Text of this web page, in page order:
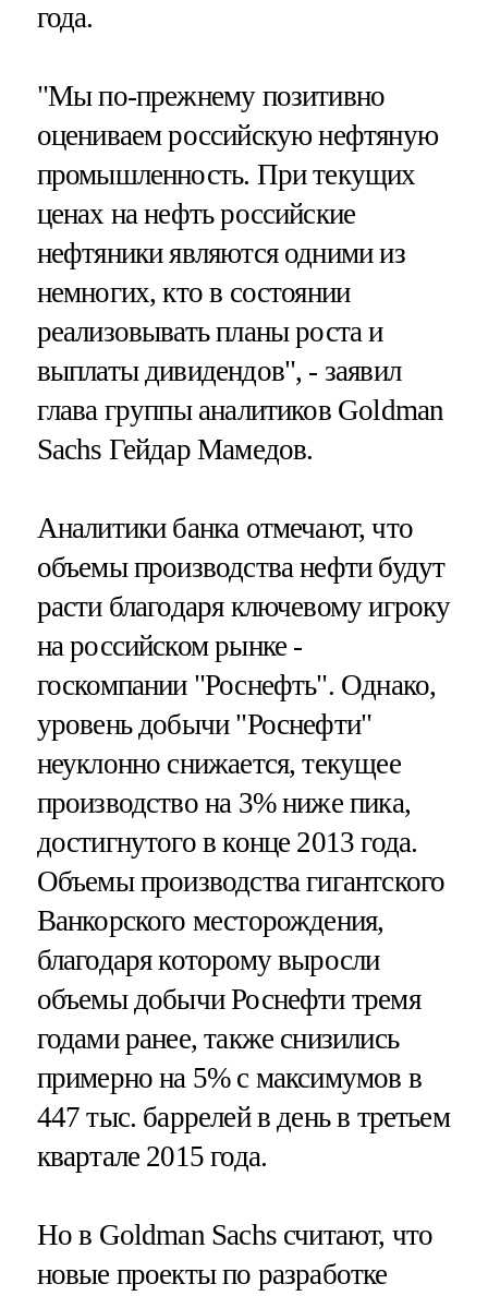
года.
"Мы по-прежнему позитивно
оцениваем российскую нефтяную
промышленность. При текущих
ценах на нефть российские
нефтяники являются одними из
немногих, кто в состоянии
реализовывать планы роста и
выплаты дивидендов", - заявил
глава группы аналитиков Goldman
Sachs Гейдар Мамедов.
Аналитики банка отмечают, что
объемы производства нефти будут
расти благодаря ключевому игроку
на российском рынке -
госкомпании "Роснефть". Однако,
уровень добычи "Роснефти"
неуклонно снижается, текущее
производство на 3% ниже пика,
достигнутого в конце 2013 года.
Объемы производства гигантского
Ванкорского месторождения,
благодаря которому выросли
объемы добычи Роснефти тремя
годами ранее, также снизились
примерно на 5% с максимумов в
447 тыс. баррелей в день в третьем
квартале 2015 года.
Но в Goldman Sachs считают, что
новые проекты по разработке